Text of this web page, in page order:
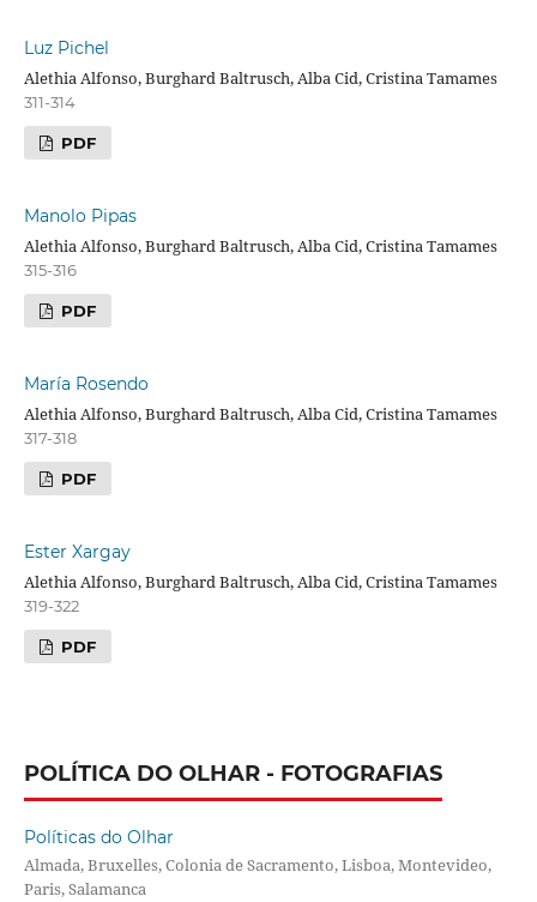
Luz Pichel
Alethia Alfonso, Burghard Baltrusch, Alba Cid, Cristina Tamames
311-314
PDF
Manolo Pipas
Alethia Alfonso, Burghard Baltrusch, Alba Cid, Cristina Tamames
315-316
PDF
María Rosendo
Alethia Alfonso, Burghard Baltrusch, Alba Cid, Cristina Tamames
317-318
PDF
Ester Xargay
Alethia Alfonso, Burghard Baltrusch, Alba Cid, Cristina Tamames
319-322
PDF
POLÍTICA DO OLHAR - FOTOGRAFIAS
Políticas do Olhar
Almada, Bruxelles, Colonia de Sacramento, Lisboa, Montevideo,
Paris, Salamanca